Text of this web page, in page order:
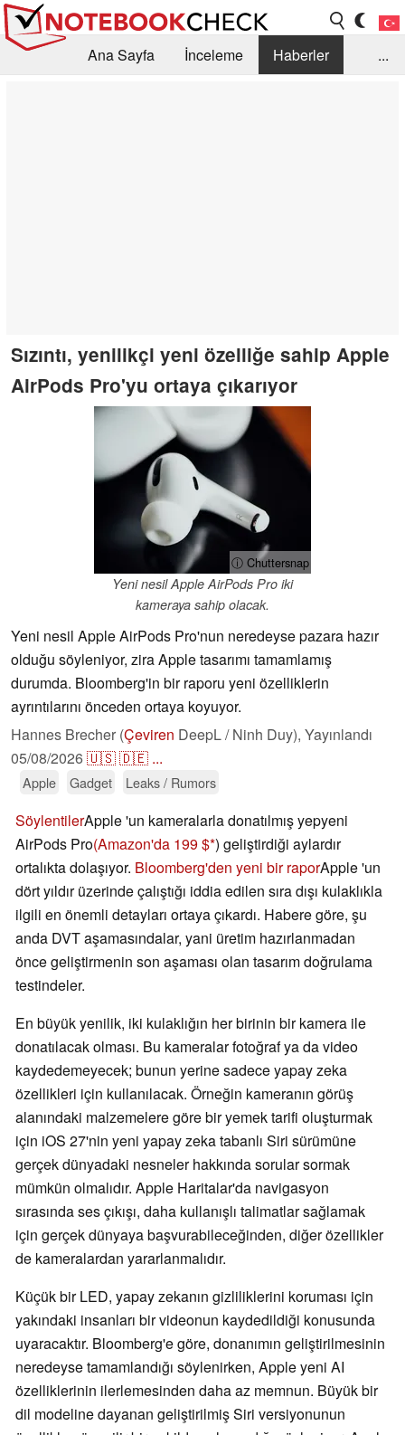
Ana Sayfa İnceleme
Haberler
...
Sızıntı, yenilikçi yeni özelliğe sahip Apple
AirPods Pro'yu ortaya çıkarıyor
ⓘ Chuttersnap
Yeni nesil Apple AirPods Pro iki
kameraya sahip olacak.
Yeni nesil Apple AirPods Pro'nun neredeyse pazara hazır
olduğu söyleniyor, zira Apple tasarımı tamamlamış
durumda. Bloomberg'in bir raporu yeni özelliklerin
ayrıntılarını önceden ortaya koyuyor.
Hannes Brecher (Çeviren DeepL / Ninh Duy), Yayınlandı
05/08/2026🇺🇸🇩🇪 ...
Apple Gadget Leaks / Rumors
SöylentilerApple 'un kameralarla donatılmış yepyeni
AirPods Pro(Amazon'da 199 $ ) geliştirdiği aylardır
ortalıkta dolaşıyor. Bloomberg'den yeni bir raporApple 'un
dört yıldır üzerinde çalıştığı iddia edilen sıra dışı kulaklıkla
ilgili en önemli detayları ortaya çıkardı. Habere göre, şu
anda DVT aşamasındalar, yani üretim hazırlanmadan
önce geliştirmenin son aşaması olan tasarım doğrulama
testindeler.
En büyük yenilik, iki kulaklığın her birinin bir kamera ile
donatılacak olması. Bu kameralar fotoğraf ya da video
kaydedemeyecek; bunun yerine sadece yapay zeka
özellikleri için kullanılacak. Örneğin kameranın görüş
alanındaki malzemelere göre bir yemek tarifi oluşturmak
için iOS 27'nin yeni yapay zeka tabanlı Siri sürümüne
gerçek dünyadaki nesneler hakkında sorular sormak
mümkün olmalıdır. Apple Haritalar'da navigasyon
sırasında ses çıkışı, daha kullanışlı talimatlar sağlamak
için gerçek dünyaya başvurabileceğinden, diğer özellikler
de kameralardan yararlanmalıdır.
Küçük bir LED, yapay zekanın gizliliklerini koruması için
yakındaki insanları bir videonun kaydedildiği konusunda
uyaracaktır. Bloomberg'e göre, donanımın geliştirilmesinin
neredeyse tamamlandığı söylenirken, Apple yeni AI
özelliklerinin ilerlemesinden daha az memnun. Büyük bir
dil modeline dayanan geliştirilmiş Siri versiyonunun